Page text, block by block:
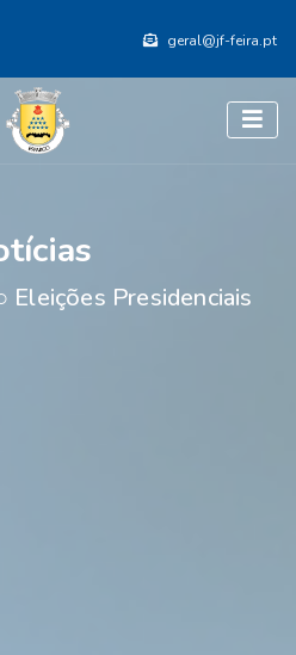
geral@jf-feira.pt
Eleições Presidenciais